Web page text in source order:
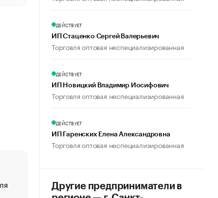
«От спорта тело стареет иначе». Как живет глава
создавшей GTA
ДЕЙСТВУЕТ
ИП Стаценко Сергей Валерьевич
Торговля оптовая неспециализированная
ДЕЙСТВУЕТ
ИП Новицкий Владимир Иосифович
Торговля оптовая неспециализированная
ДЕЙСТВУЕТ
ИП Гаренских Елена Александровна
Торговля оптовая неспециализированная
Другие предприниматели в